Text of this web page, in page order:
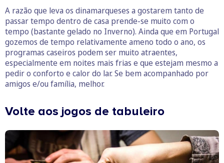
A razão que leva os dinamarqueses a gostarem tanto de
passar tempo dentro de casa prende-se muito com o
tempo (bastante gelado no Inverno). Ainda que em Portugal
gozemos de tempo relativamente ameno todo o ano, os
programas caseiros podem ser muito atraentes,
especialmente em noites mais frias e que estejam mesmo a
pedir o conforto e calor do lar. Se bem acompanhado por
amigos e/ou família, melhor.
Volte aos jogos de tabuleiro